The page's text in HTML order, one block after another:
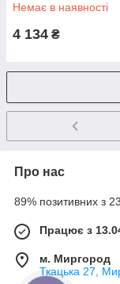
Немає в наявності
4 134 ₴
Про нас
89% позитивних з
Працює з
м. Миргород
Ткацька 27,